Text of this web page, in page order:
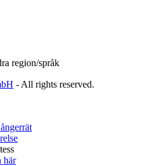
region/språk
- All rights reserved.
här